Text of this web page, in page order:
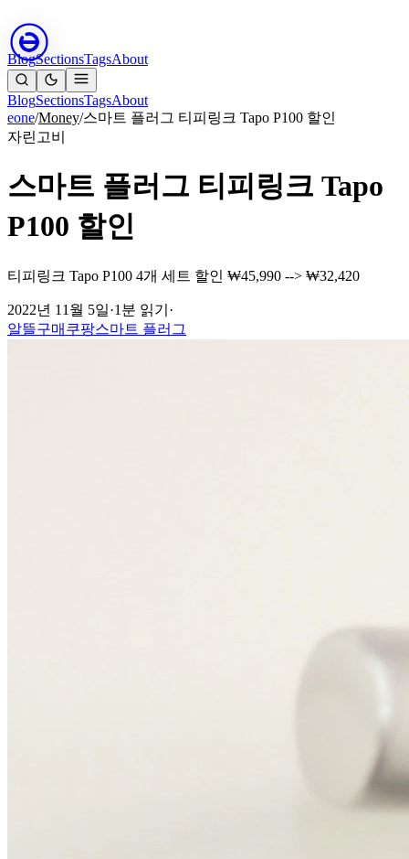
BlogSectionsTagsAbout
BlogSectionsTagsAbout
eone/Money/스마트 플러그 티피링크 Tapo P100 할인
자린고비
스마트 플러그 티피링크 Tapo
P100 할인
티피링크 Tapo P100 4개 세트 할인 ₩45,990 --> ₩32,420
2022년 11월 5일·1분 읽기 ·
알뜰구매 쿠팡스마트 플러그